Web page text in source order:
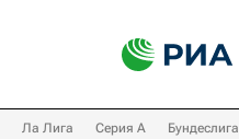
Ла Лига Серия А Бундеслига